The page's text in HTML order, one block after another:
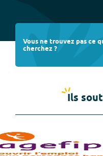
Vous ne trouvez pas ce
cherchez ?
Ils